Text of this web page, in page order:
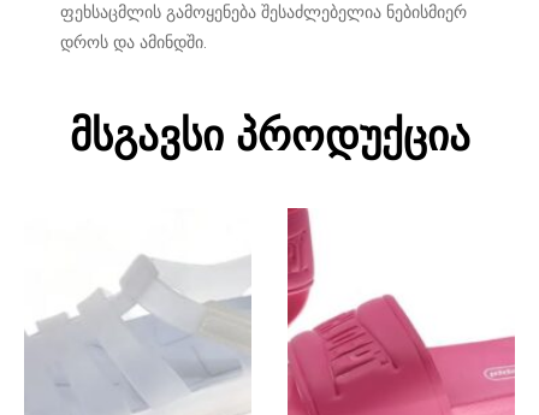
ფეხსაცმლის გამოყენება შესაძლებელია ნებისმიერ
დროს და ამინდში.
Მსგავსი Პროდუქცია